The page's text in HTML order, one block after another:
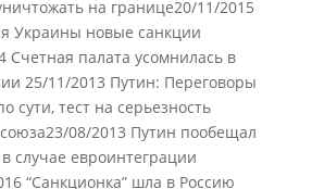
на границе20/11/2015
Украины новые санкции
Счетная палата усомнилась в
25/11/2013 Путин: Переговоры
сути, тест на серьезность
08/2013 Путин пообещал
случае евроинтеграции
“Санкционка” шла в Россию